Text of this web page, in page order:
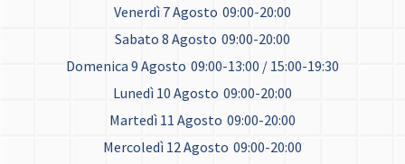
Venerdì 7 Agosto 09:00-20:00
Sabato 8 Agosto 09:00-20:00
Domenica 9 Agosto 09:00-13:00 / 15:00-19:30
Lunedì 10 Agosto 09:00-20:00
Martedì 11 Agosto 09:00-20:00
Mercoledì 12 Agosto 09:00-20:00